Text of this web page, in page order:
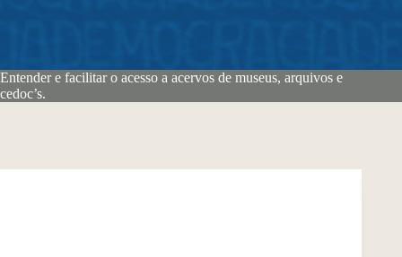
Entender e facilitar o acesso a acervos de museus, arquivos e
cedoc’s.